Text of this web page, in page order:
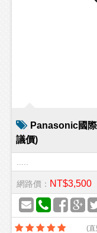
Panasonic國
議價)
網路價： NT$3,500
(直